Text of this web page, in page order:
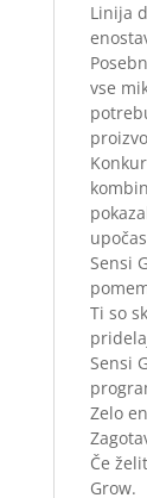
Linija
vse
Sensi
Ti so
Sensi
Zelo
Če
Grow.